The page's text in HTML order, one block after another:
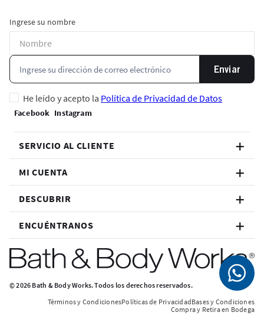
Ingrese su nombre
Enviar
He leído y acepto la Política de Privacidad de Datos
SERVICIO AL CLIENTE
MI CUENTA
DESCUBRIR
ENCUÉNTRANOS
© 2026 Bath & Body Works. Todos los derechos reservados.
Términos y CondicionesPolíticas de PrivacidadBases y Condiciones
Compra y Retira en Bodega